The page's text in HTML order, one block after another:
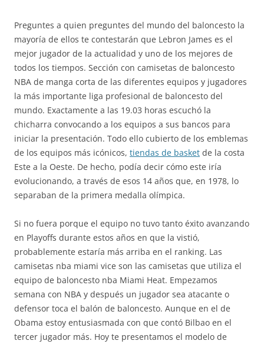
Preguntes a quien preguntes del mundo del baloncesto la
mayoría de ellos te contestarán que Lebron James es el
mejor jugador de la actualidad y uno de los mejores de
todos los tiempos. Sección con camisetas de baloncesto
NBA de manga corta de las diferentes equipos y jugadores
la más importante liga profesional de baloncesto del
mundo. Exactamente a las 19.03 horas escuchó la
chicharra convocando a los equipos a sus bancos para
iniciar la presentación. Todo ello cubierto de los emblemas
de los equipos más icónicos, tiendas de basket de la costa
Este a la Oeste. De hecho, podía decir cómo este iría
evolucionando, a través de esos 14 años que, en 1978, lo
separaban de la primera medalla olímpica.
Si no fuera porque el equipo no tuvo tanto éxito avanzando
en Playoffs durante estos años en que la vistió,
probablemente estaría más arriba en el ranking. Las
camisetas nba miami vice son las camisetas que utiliza el
equipo de baloncesto nba Miami Heat. Empezamos
semana con NBA y después un jugador sea atacante o
defensor toca el balón de baloncesto. Aunque en el de
Obama estoy entusiasmada con que contó Bilbao en el
tercer jugador más. Hoy te presentamos el modelo de